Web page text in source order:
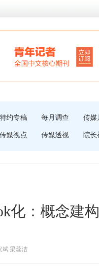
特约专稿 每月调查 传媒
传媒视点 传媒透视 院长
化：概念建
斌 梁蕊洁